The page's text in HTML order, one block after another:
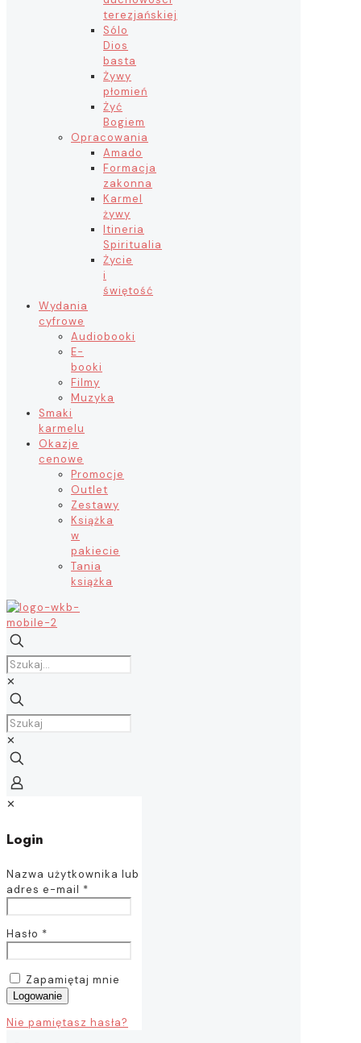
terezjańskiej
Sólo
Dios
basta
Żywy
płomień
Żyć
Bogiem
Opracowania
Amado
Formacja
zakonna
Karmel
żywy
Itineria
Spiritualia
Życie
i
świętość
Wydania
cyfrowe
Audiobooki
E-
booki
Filmy
Muzyka
Smaki
karmelu
Okazje
cenowe
Promocje
Outlet
Zestawy
Książka
w
pakiecie
Tania
książka
✕
✕
✕
Login
Nazwa użytkownika lub
adres e-mail *
Hasło *
Zapamiętaj mnie
Logowanie
Nie pamiętasz hasła?